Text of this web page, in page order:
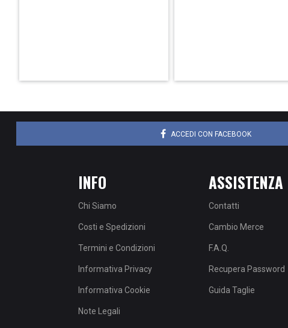
ACCEDI CON FACEBOOK
INFO
Chi Siamo
Costi e Spedizioni
Termini e Condizioni
Informativa Privacy
Informativa Cookie
Note Legali
ASSISTENZA
Contatti
Cambio Merce
F.A.Q.
Recupera Password
Guida Taglie